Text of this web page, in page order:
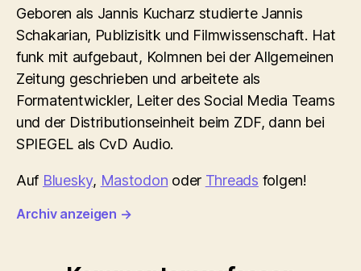
Geboren als Jannis Kucharz studierte Jannis
Schakarian, Publizisitk und Filmwissenschaft. Hat
funk mit aufgebaut, Kolmnen bei der Allgemeinen
Zeitung geschrieben und arbeitete als
Formatentwickler, Leiter des Social Media Teams
und der Distributionseinheit beim ZDF, dann bei
SPIEGEL als CvD Audio.
Auf Bluesky, Mastodon oder Threads folgen!
Archiv anzeigen →